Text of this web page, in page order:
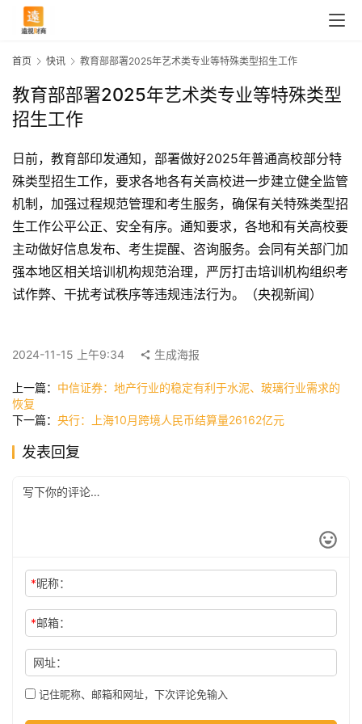
首
页
快
讯
公
司
科
首页 快讯 教育部部署2025年艺术类专业等特殊类型招生工作
教育部部署2025年艺术类专业等特殊类型
招生工作
日前，教育部印发通知，部署做好2025年普通高校部分特
殊类型招生工作，要求各地各有关高校进一步建立健全监管
机制，加强过程规范管理和考生服务，确保有关特殊类型招
生工作公平公正、安全有序。通知要求，各地和有关高校要
主动做好信息发布、考生提醒、咨询服务。会同有关部门加
强本地区相关培训机构规范治理，严厉打击培训机构组织考
试作弊、干扰考试秩序等违规违法行为。（央视新闻）
2024-11-15 上午9:34 生成海报
上一篇： 中信证券：地产行业的稳定有利于水泥、玻璃行业需求的
恢复
下一篇： 央行：上海10月跨境人民币结算量26162亿元
发表回复
*昵称：
*邮箱：
网址：
记住昵称、邮箱和网址，下次评论免输入